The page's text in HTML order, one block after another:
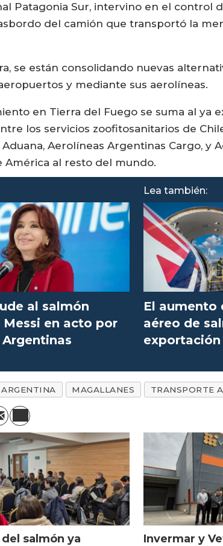
Patagonia Sur, intervino en el control
del camión que transportó la
se están consolidando nuevas
y mediante sus aerolíneas.
en Tierra del Fuego se suma al ya
los servicios zoofitosanitarios de
Aerolíneas Argentinas Cargo,
América al resto del mundo.
al salmón
Messi en acto por
Lea también:
El aumento
aéreo de
exportación
ARGENTINA MAGALLANES TRANSPORTE
salmón ya
Invermar y